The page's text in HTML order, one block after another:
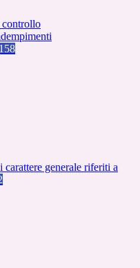
158
generale riferiti a